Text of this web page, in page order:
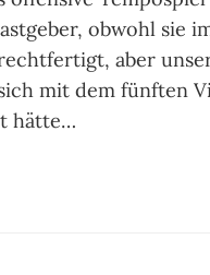
obwohl sie
aber
mit dem fünften
hätte…